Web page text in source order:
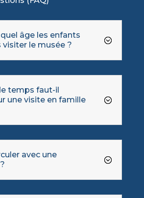
âge les enfants
visiter le musée ?
temps faut-il
une visite en famille
avec une